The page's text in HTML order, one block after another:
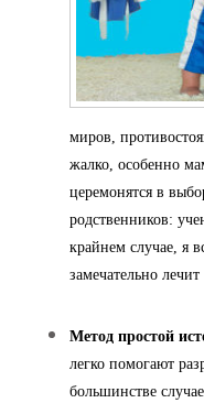
миров,
жалко, особенно
церемонятся в
родственников:
крайнем случае, я
замечательно
Метод простой
легко помогают
большинстве